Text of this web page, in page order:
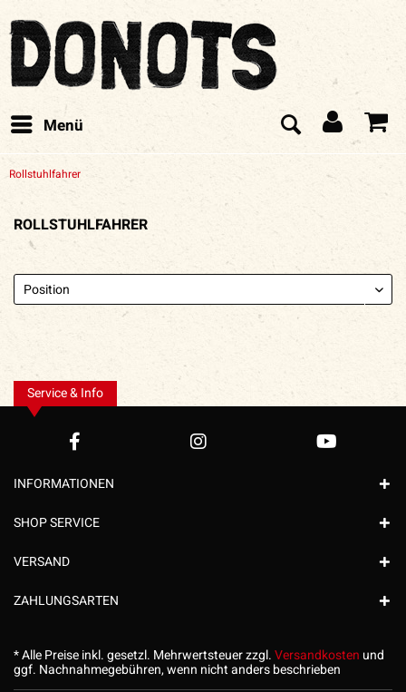
Menü
Rollstuhlfahrer
ROLLSTUHLFAHRER
Service & Info
INFORMATIONEN
SHOP SERVICE
VERSAND
ZAHLUNGSARTEN
* Alle Preise inkl. gesetzl. Mehrwertsteuer zzgl.Versandkosten und
ggf. Nachnahmegebühren, wenn nicht anders beschrieben